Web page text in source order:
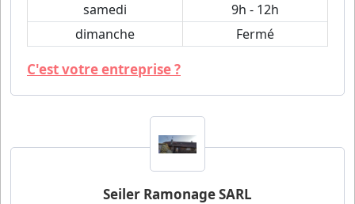
samedi
9h - 12h
dimanche
Fermé
C'est votre entreprise ?
Seiler Ramonage SARL